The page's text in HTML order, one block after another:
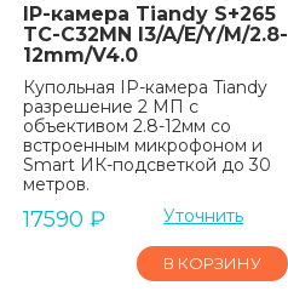
IP-камера Tiandy S+265
TC-C32MN I3/A/E/Y/M/2.8-
12mm/V4.0
Купольная IP-камера Tiandy
разрешение 2 МП с
объективом 2.8-12мм со
встроенным микрофоном и
Smart ИК-подсветкой до 30
метров.
17590 ₽ Уточнить
В КОРЗИНУ